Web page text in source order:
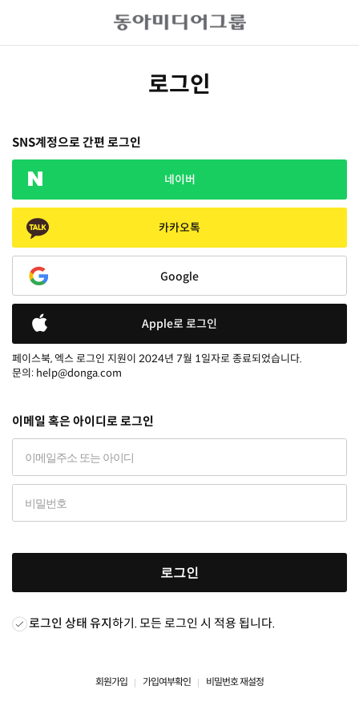
로그인
SNS계정으로 간편 로그인
네이버
카카오톡
Google
Apple로 로그인
페이스북, 엑스 로그인 지원이 2024년 7월 1일자로 종료되었습니다.
문의: help@donga.com
이메일 혹은 아이디로 로그인
로그인
로그인 상태 유지하기. 모든 로그인 시 적용 됩니다.
회원가입 가입여부확인 비밀번호 재설정